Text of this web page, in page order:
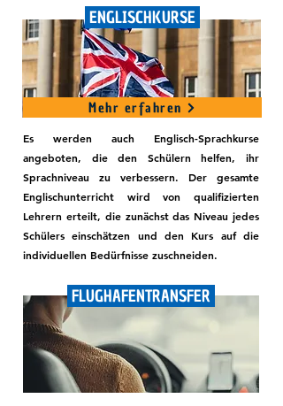
ENGLISCHKURSE
Mehr erfahren
Es werden auch Englisch-Sprachkurse
angeboten, die den Schülern helfen, ihr
Sprachniveau zu verbessern. Der gesamte
Englischunterricht wird von qualifizierten
Lehrern erteilt, die zunächst das Niveau jedes
Schülers einschätzen und den Kurs auf die
individuellen Bedürfnisse zuschneiden.
FLUGHAFENTRANSFER